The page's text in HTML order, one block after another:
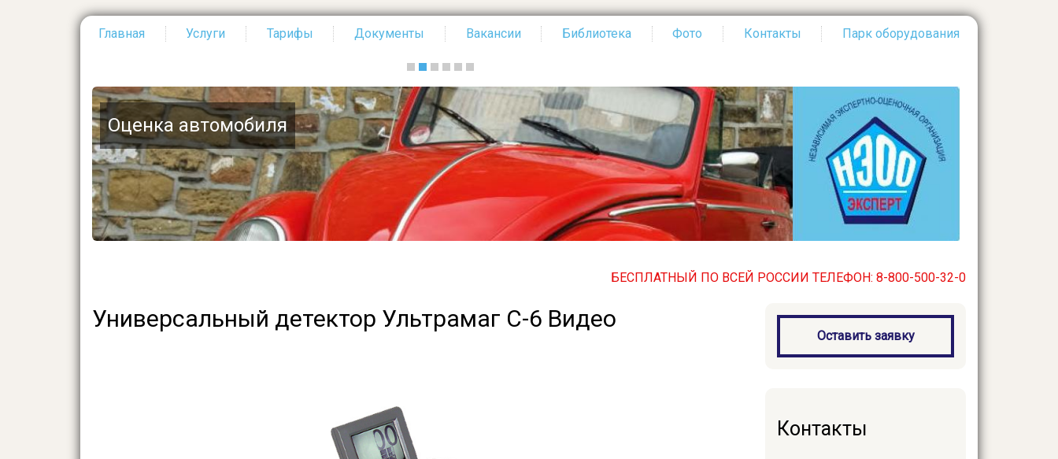
Главная Услуги Тарифы Документы Вакансии Библиотека Фото Контакты Парк оборудования
Оценка автомобиля
БЕСПЛАТНЫЙ ПО ВСЕЙ РОССИИ ТЕЛЕФОН: 8-800-500-32-03. БЕСПЛАТНЫЙ
Универсальный детектор Ультрамаг С-6 Видео
Оставить заявку
Контакты